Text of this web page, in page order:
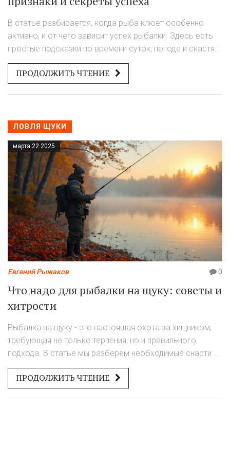
В статье разбирается, когда рыба клюет особенно
активно, и от чего зависит успех рыбалки. Здесь есть
простые подсказки по времени суток, погоде и снастям.
В тексте вы найдете советы, как подстроиться под
настроение рыбы и получить больше удовольствия от
рыбалки. Доступным языком объясняются нюансы,
год в теме.
ПРОДОЛЖИТЬ ЧТЕНИЕ
ЛОВЛЯ ЩУКИ
марта 22 2025
Евгений Рыжаков 0
Что надо для рыбалки на щуку: советы и
хитрости
Рыбалка на щуку - это настоящая охота за хищником,
требующая не только терпения, но и правильного
подхода. В статье мы разберем необходимые снасти и
приманки, а также поделимся советами о выборе
места и времени для ловли. Вы узнаете, почему щука
особенно активна осенью и как выбрать оптимальные
ПРОДОЛЖИТЬ ЧТЕНИЕ